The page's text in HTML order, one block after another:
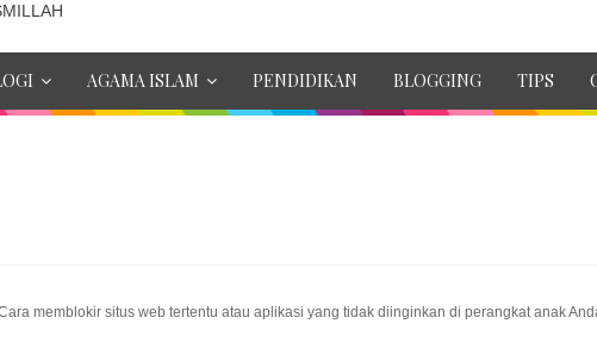
AGAMA ISLAM PENDIDIKAN BLOGGING TIPS
memblokir situs web tertentu atau aplikasi yang tidak diinginkan di perangkat anak